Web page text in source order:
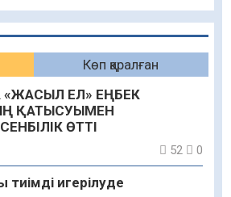
Көп қаралған
ЕЛ» ЕҢБЕК
ҚАТЫСУЫМЕН
ӨТТІ
52 0
игерілуде